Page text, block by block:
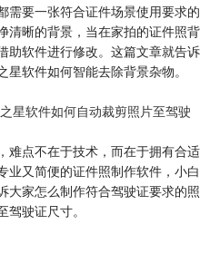
需要一张符合证件场景使用要求的
清晰的背景，当在家拍的证件照背
助软件进行修改。这篇文章就告诉
软件如何智能去除背景杂物。
星软件如何自动裁剪照片至驾驶
难点不在于技术，而在于拥有合适
业又简便的证件照制作软件，小白
大家怎么制作符合驾驶证要求的照
驾驶证尺寸。